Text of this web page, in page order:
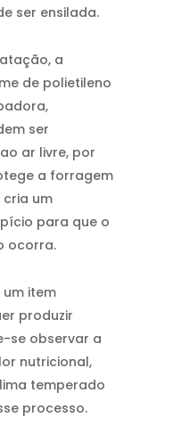
ser ensilada.
a
de polietileno
ser
ar livre, por
a forragem
cria um
para que o
ocorra.
item
produzir
se observar a
nutricional,
temperado
processo.